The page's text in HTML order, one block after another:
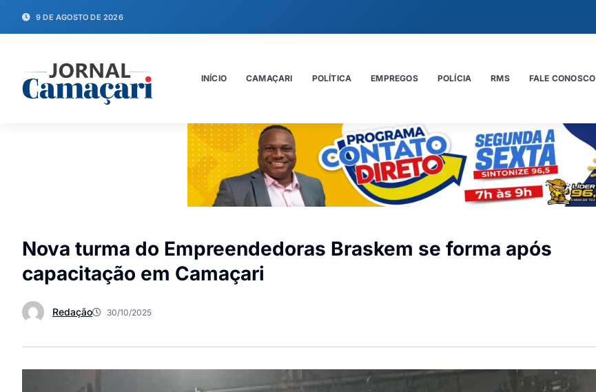
9 DE AGOSTO DE 2026
INÍCIO CAMAÇARI POLÍTICA EMPREGOS POLÍCIA RMS FALE CONOSCO
Nova turma do Empreendedoras Braskem se forma após
capacitação em Camaçari
Redação 30/10/2025